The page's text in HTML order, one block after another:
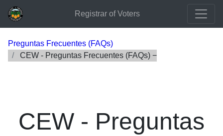
Registrar of Voters
Preguntas Frecuentes (FAQs)
CEW - Preguntas Frecuentes (FAQs)
CEW - Preguntas